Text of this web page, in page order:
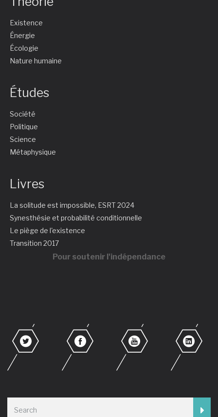
Existence
Énergie
Écologie
Nature humaine
Études
Société
Politique
Science
Métaphysique
Livres
La solitude est impossible, ESRT 2024
Synesthésie et probabilité conditionnelle
Le piège de l'existence
Transition 2017
Pour soutenir l'indépendance